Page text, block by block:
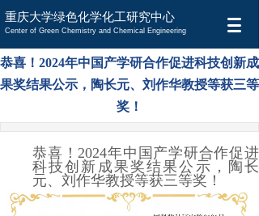
重庆大学绿色化学化工研究中心
Center of Green Chemistry and Chemical Engineering
恭喜！2024年中国产学研合作促进科技创新成
果奖结果公示，陶长元、刘作华教授等获三等
奖！
恭喜！2024年中国产学研合作促进
科技创新成果奖结果公示，陶长
元、刘作华教授等获三等奖！